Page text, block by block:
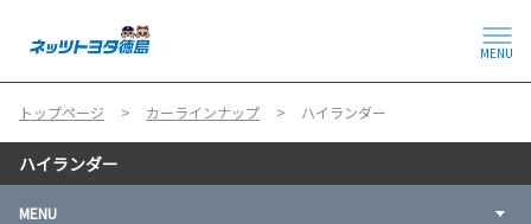
MENU
トップページ カーラインナップ ハイランダー
ハイランダー
MENU